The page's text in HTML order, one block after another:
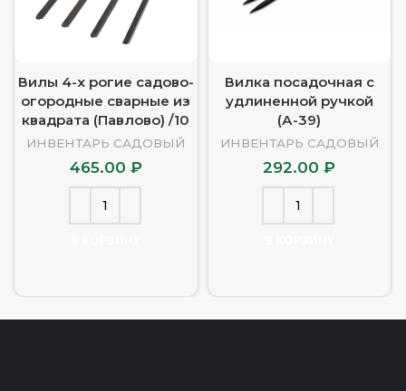
Вилы 4-х рогие садово-
огородные сварные из
квадрата (Павлово) /10
ИНВЕНТАРЬ САДОВЫЙ
465.00 ₽
Вилка посадочная с
удлиненной ручкой
(А-39)
ИНВЕНТАРЬ САДОВЫЙ
292.00₽